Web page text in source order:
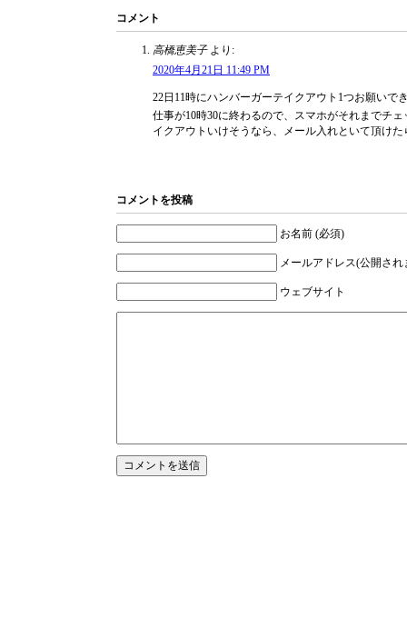
コメント
高橋恵美子 より:
2020年4月21日 11:49 PM
22日11時にハンバーガーテイクアウト1つお願いで
仕事が10時30に終わるので、スマホがそれまでチ
イクアウトいけそうなら、メール入れといて頂け
コメントを投稿
お名前 (必須)
メールアドレス(公開さ
ウェブサイト